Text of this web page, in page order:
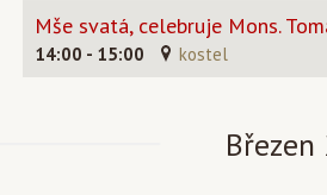
Mše svatá, celebruje Mons.
14:00 - 15:00 kostel
Březen